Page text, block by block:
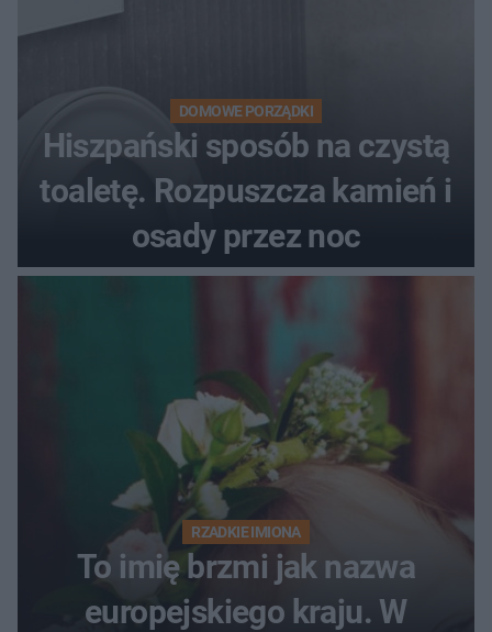
DOMOWE PORZĄDKI
Hiszpański sposób na czystą
toaletę. Rozpuszcza kamień i
osady przez noc
RZADKIE IMIONA
To imię brzmi jak nazwa
europejskiego kraju. W